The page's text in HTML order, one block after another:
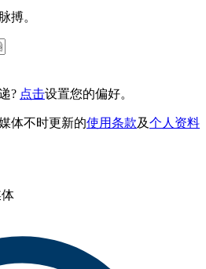
搏。
? 点击设置您的偏好。
体不时更新的使用条款及个人资料